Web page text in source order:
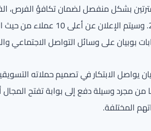
يواصل الابتكار في تصميم حملاته
من مجرد وسيلة دفع إلى بوابة تفتح
المختلفة.